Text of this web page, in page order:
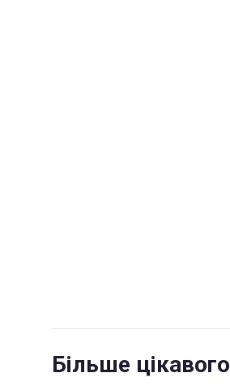
Більше цікавого